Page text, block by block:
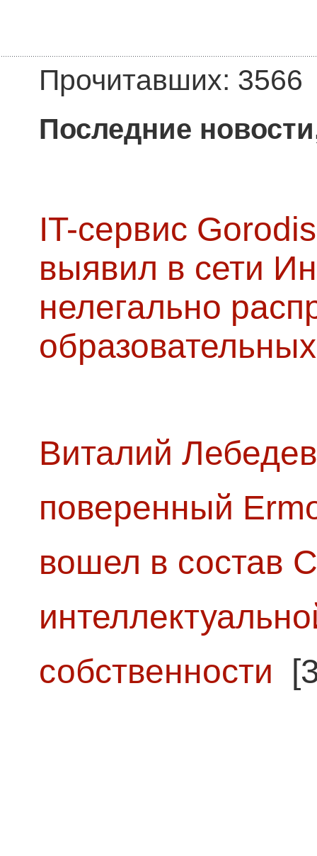
Прочитавших: 3566
Последние
IT-сервис
выявил в сети
нелегально
Виталий
поверенный
вошел в состав
собственности